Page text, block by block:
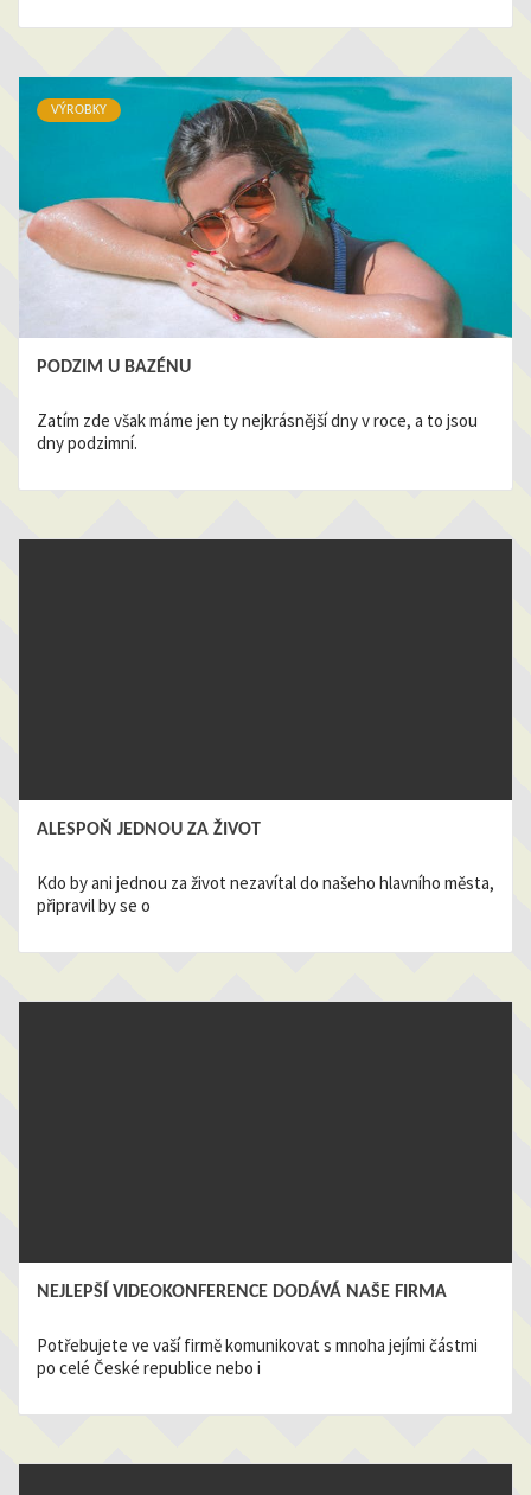
VÝROBKY
PODZIM U BAZÉNU
Zatím zde však máme jen ty nejkrásnější dny v roce, a to jsou
dny podzimní.
ALESPOŇ JEDNOU ZA ŽIVOT
Kdo by ani jednou za život nezavítal do našeho hlavního města,
připravil by se o
NEJLEPŠÍ VIDEOKONFERENCE DODÁVÁ NAŠE FIRMA
Potřebujete ve vaší firmě komunikovat s mnoha jejími částmi
po celé České republice nebo i